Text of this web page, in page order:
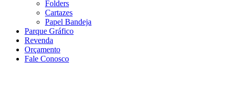
Folders
Cartazes
Papel Bandeja
Parque Gráfico
Revenda
Orçamento
Fale Conosco